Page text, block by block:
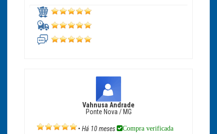
Vahnusa Andrade
Ponte Nova / MG
• Há 10 meses Compra verificada